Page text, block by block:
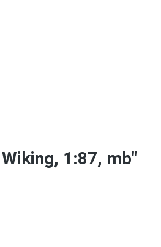
1:87, mb"